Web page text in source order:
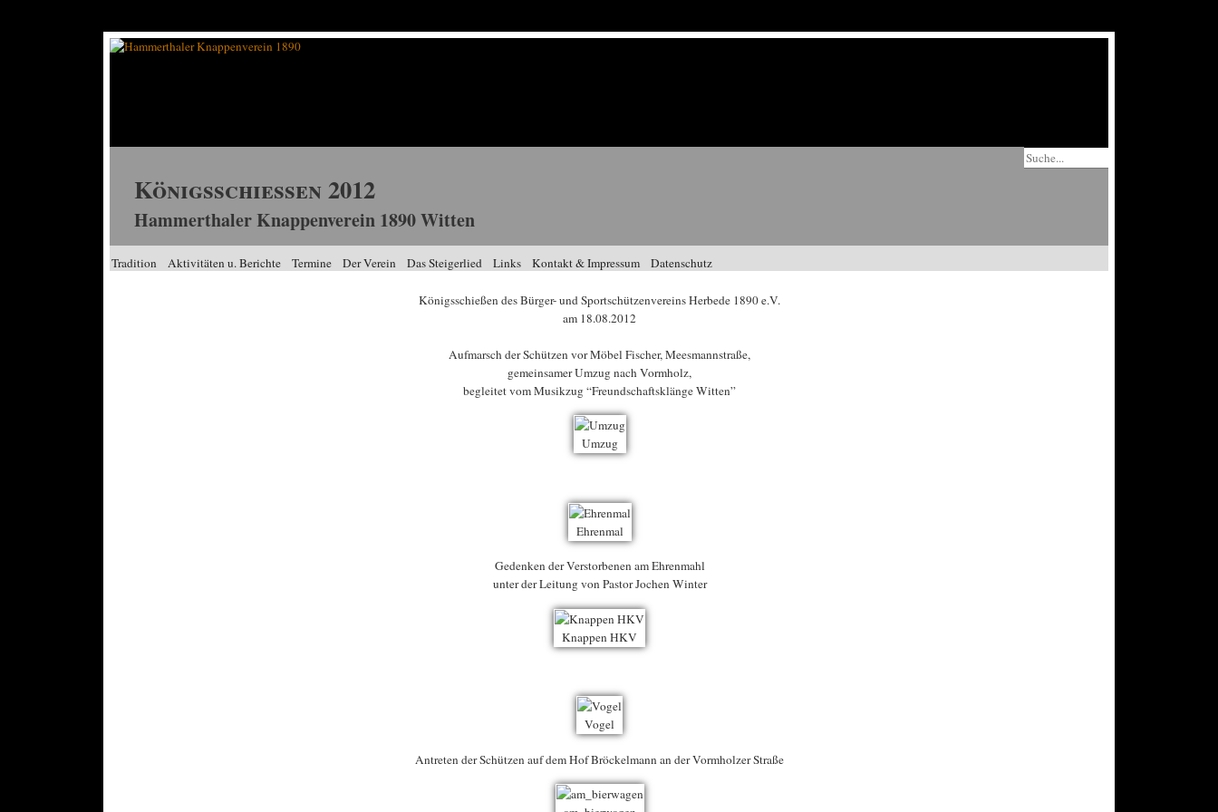
Königsschiessen 2012
Hammerthaler Knappenverein 1890 Witten
Tradition Aktivitäten u. Berichte Termine Der Verein Das Steigerlied Links Kontakt & Impressum Datenschutz
Königsschießen des Bürger- und Sportschützenvereins Herbede 1890 e.V.
am 18.08.2012
Aufmarsch der Schützen vor Möbel Fischer, Meesmannstraße,
gemeinsamer Umzug nach Vormholz,
begleitet vom Musikzug “Freundschaftsklänge Witten”
Gedenken der Verstorbenen am Ehrenmahl
unter der Leitung von Pastor Jochen Winter
Antreten der Schützen auf dem Hof Bröckelmann an der Vormholzer Straße